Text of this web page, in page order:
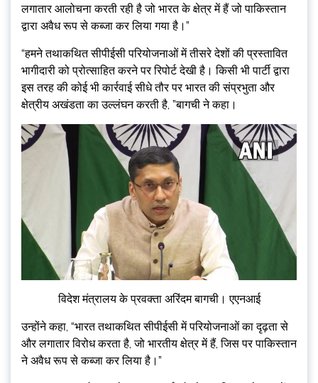
लगातार आलोचना करती रही है जो भारत के क्षेत्र में हैं जो पाकिस्तान
द्वारा अवैध रूप से कब्जा कर लिया गया है।”
“हमने तथाकथित सीपीईसी परियोजनाओं में तीसरे देशों की प्रस्तावित
भागीदारी को प्रोत्साहित करने पर रिपोर्ट देखी है। किसी भी पार्टी द्वारा
इस तरह की कोई भी कार्रवाई सीधे तौर पर भारत की संप्रभुता और
क्षेत्रीय अखंडता का उल्लंघन करती है, ”बागची ने कहा।
विदेश मंत्रालय के प्रवक्ता अरिंदम बागची। एएनआई
उन्होंने कहा, “भारत तथाकथित सीपीईसी में परियोजनाओं का दृढ़ता से
और लगातार विरोध करता है, जो भारतीय क्षेत्र में हैं, जिस पर पाकिस्तान
ने अवैध रूप से कब्जा कर लिया है।”